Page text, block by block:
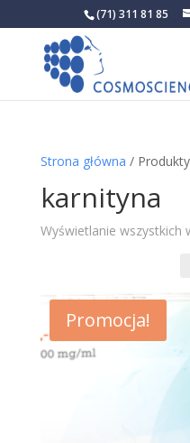
(71) 311 81 85
Strona główna /
karnityna
Wyświetlanie wszystkich
Promocja!